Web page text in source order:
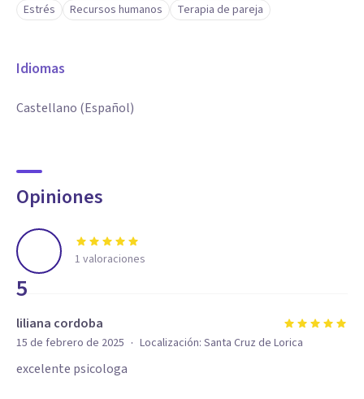
Estrés
Recursos humanos Terapia de pareja
Idiomas
Castellano (Español)
Opiniones
5
1 valoraciones
liliana cordoba
15 de febrero de 2025 · Localización: Santa Cruz de Lorica
excelente psicologa